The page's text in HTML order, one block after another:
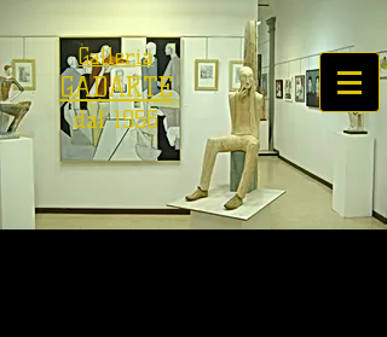
Galleria
GADARTE
dal 1956